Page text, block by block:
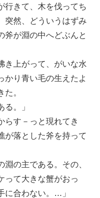
きて、木を伐ってち
突然、どういうはずみ
斧が淵の中へどぶんと
上がって、がいな水
かり青い毛の生えたよ
た。
る。」
らす－っと現れてき
が落とした斧を持って
淵の主である。その、
って大きな蟹がおっ
に合わない。…」